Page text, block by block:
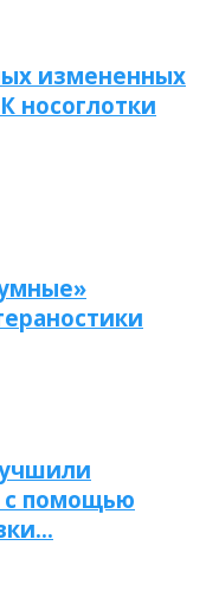
измененных
носоглотки
с помощью